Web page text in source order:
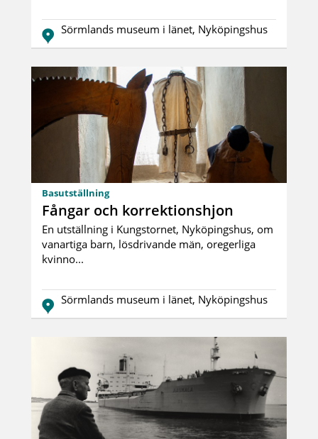
Sörmlands museum i länet, Nyköpingshus
Basutställning
Fångar och korrektionshjon
En utställning i Kungstornet, Nyköpingshus, om
vanartiga barn, lösdrivande män, oregerliga
kvinno...
Sörmlands museum i länet, Nyköpingshus